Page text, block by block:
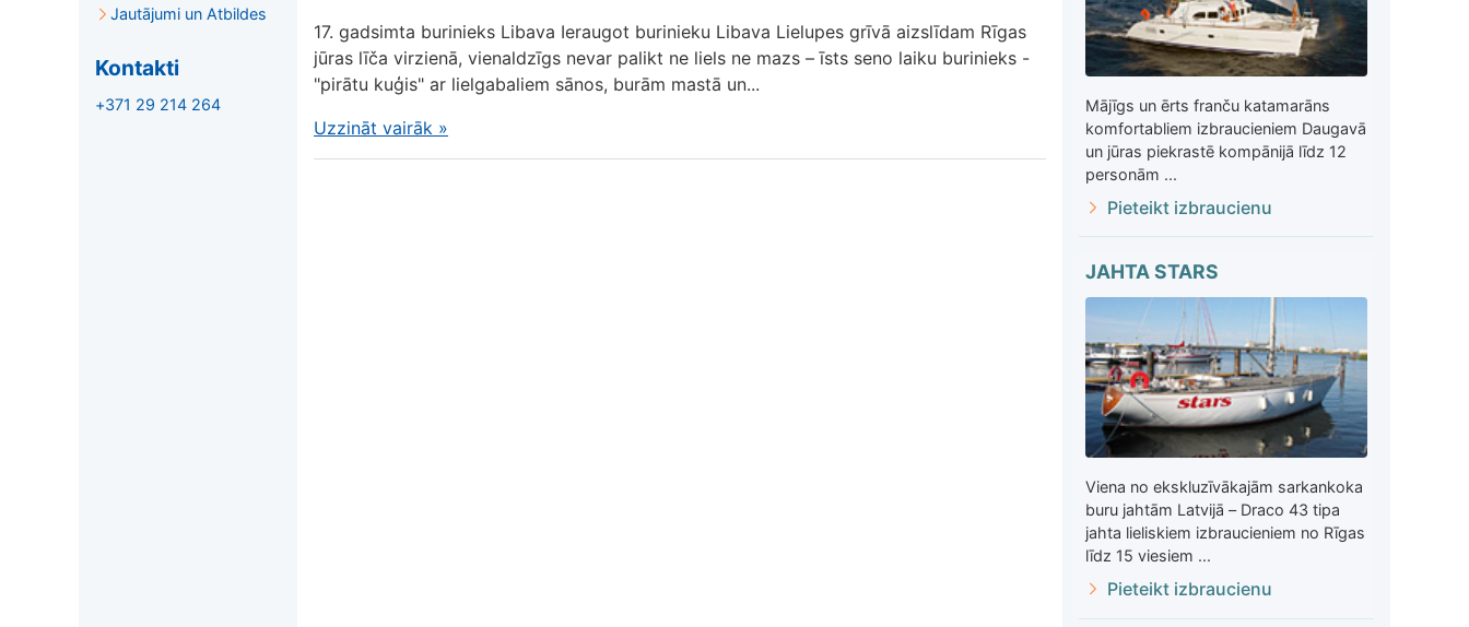
Jautājumi un Atbildes
Kontakti
+371 29 214 264
17. gadsimta burinieks Libava Ieraugot burinieku Libava Lielupes grīvā aizslīdam Rīgas
jūras līča virzienā, vienaldzīgs nevar palikt ne liels ne mazs – īsts seno laiku burinieks -
"pirātu kuģis" ar lielgabaliem sānos, burām mastā un...
Uzzināt vairāk »
Mājīgs un ērts franču katamarāns
komfortabliem izbraucieniem Daugavā
un jūras piekrastē kompānijā līdz 12
personām ...
Pieteikt izbraucienu
JAHTA STARS
Viena no ekskluzīvākajām sarkankoka
buru jahtām Latvijā – Draco 43 tipa
jahta lieliskiem izbraucieniem no Rīgas
līdz 15 viesiem ...
Pieteikt izbraucienu